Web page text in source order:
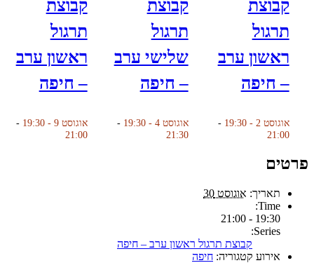
קבוצת
תרגול
ראשון ערב
– חיפה
אוגוסט 2 - 19:30
-
21:00
קבוצת
תרגול
שלישי ערב
– חיפה
אוגוסט 4 - 19:30
-
21:30
קבוצת
תרגול
ראשון ערב
– חיפה
אוגוסט 9 - 19:30
-
21:00
פרטים
תאריך: אוגוסט 30
Time:
19:30 - 21:00
Series:
קבוצת תרגול ראשון ערב – חיפה
אירוע קטגוריה: חיפה